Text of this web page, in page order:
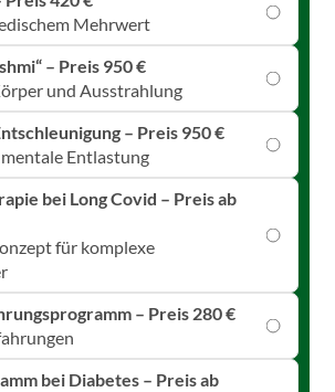
Mehrwert
– Preis 950 €
und Ausstrahlung
– Preis 950 €
Entlastung
bei Long Covid – Preis ab
für komplexe
– Preis 280 €
bei Diabetes – Preis ab